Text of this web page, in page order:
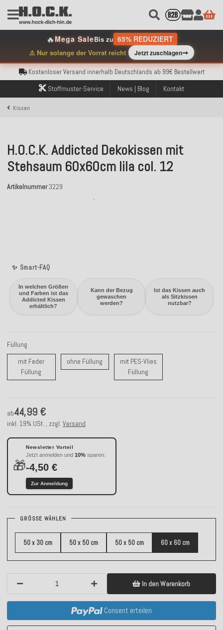
🔥Mega SaleBis zu 65% REDUZIERT
⚠️ Nur solange der Vorrat reicht Jetzt zuschlagen➞
Kostenloser Versand innerhalb Deutschlands ab 99€ Bestellwert
Über 120.000 erfolgreich versendete Bestellungen
Sicher bezahlen mit Klarna, PayPal & Amazon Pay
Kostenloser Versand innerhalb Deutschlands ab 99€ Bestellwert
Über 120.000 erfolgreich versendete Bestellungen
Stoffmuster-Service News | Blog Kontakt
Kissen
✨ Smart-FAQ
In welchen Größen
und Farben ist das
Addicted Kissen
erhältlich?
Kann der Bezug
gewaschen
werden?
Ist das Kissen auch
als Sitzkissen
nutzbar?
H.O.C.K. Addicted Dekokissen mit
Stehsaum 60x60cm lila col. 12
Artikelnummer3229
Füllung
mit Feder
Füllung mit Feder Füllung
ohne Füllung ohne Füllung
mit PES-Vlies
Füllung
ab44,99 €
inkl. 19% USt. , zzgl. Versand
🎁
Newsletter Vorteil
Jetzt anmelden und 10% sparen:
-4,50 €
Zur Anmeldung
GRÖSSE WÄHLEN
50 x 30 cm 50 x 50 cm 50 x 50 cm 60 x 60 cm
In den Warenkorb
Consent erteilen